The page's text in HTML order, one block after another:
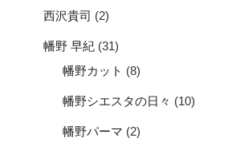
西沢貴司 (2)
幡野 早紀 (31)
幡野カット (8)
幡野シエスタの日々 (10)
幡野パーマ (2)